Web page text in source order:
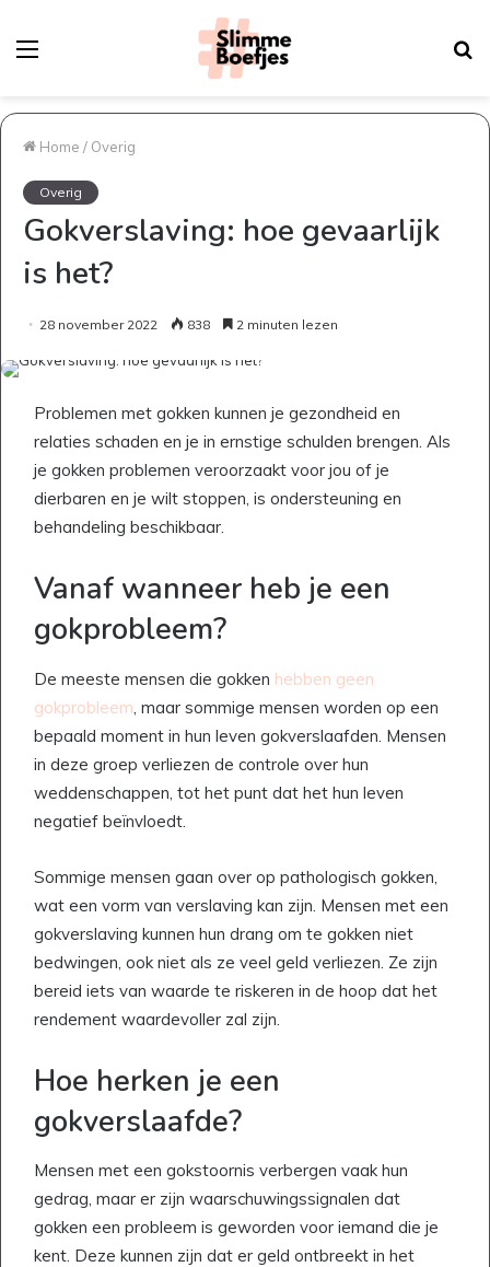
Menu
Home / Overig
Overig
Gokverslaving: hoe gevaarlijk
is het?
28 november 2022 838 2 minuten lezen
Problemen met gokken kunnen je gezondheid en
relaties schaden en je in ernstige schulden brengen. Als
je gokken problemen veroorzaakt voor jou of je
dierbaren en je wilt stoppen, is ondersteuning en
behandeling beschikbaar.
Vanaf wanneer heb je een
gokprobleem?
De meeste mensen die gokken hebben geen
gokprobleem , maar sommige mensen worden op een
bepaald moment in hun leven gokverslaafden. Mensen
in deze groep verliezen de controle over hun
weddenschappen, tot het punt dat het hun leven
negatief beïnvloedt.
Sommige mensen gaan over op pathologisch gokken,
wat een vorm van verslaving kan zijn. Mensen met een
gokverslaving kunnen hun drang om te gokken niet
bedwingen, ook niet als ze veel geld verliezen. Ze zijn
bereid iets van waarde te riskeren in de hoop dat het
rendement waardevoller zal zijn.
Hoe herken je een
gokverslaafde?
Mensen met een gokstoornis verbergen vaak hun
gedrag, maar er zijn waarschuwingssignalen dat
gokken een probleem is geworden voor iemand die je
kent. Deze kunnen zijn dat er geld ontbreekt in het